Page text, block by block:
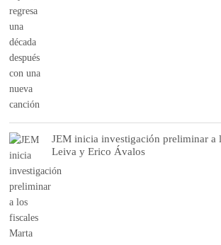
JEM inicia investigación preliminar a
Leiva y Erico Ávalos